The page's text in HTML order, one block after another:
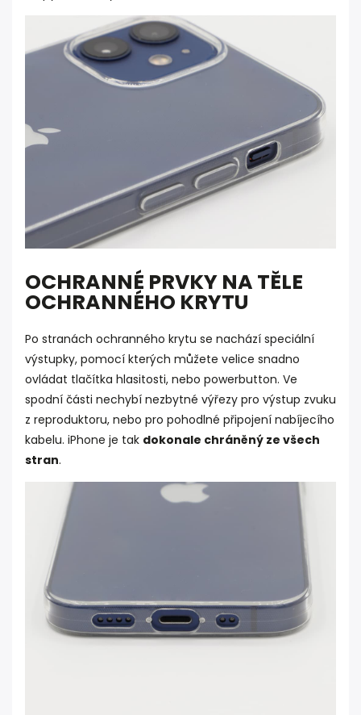
OCHRANNÉ PRVKY NA TĚLE
OCHRANNÉHO KRYTU
Po stranách ochranného krytu se nachází speciální
výstupky, pomocí kterých můžete velice snadno
ovládat tlačítka hlasitosti, nebo powerbutton. Ve
spodní části nechybí nezbytné výřezy pro výstup zvuku
z reproduktoru, nebo pro pohodlné připojení nabíjecího
kabelu. iPhone je tak dokonale chráněný ze všech
stran.